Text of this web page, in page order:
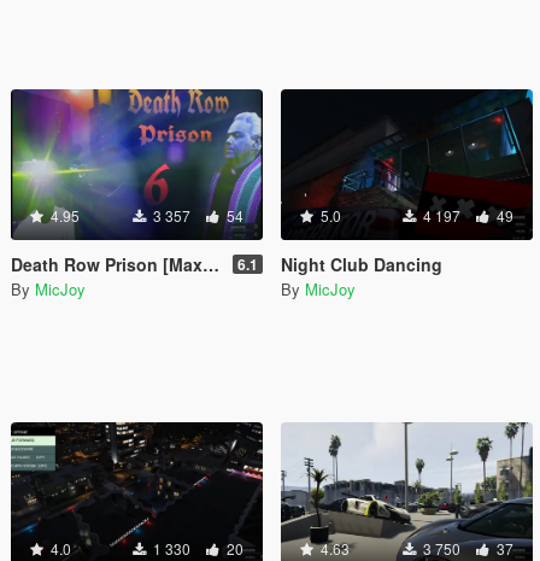
4.95 3 357 54
Death Row Prison [Maximum Security] 6.1
By MicJoy
5.0 4 197 49
Night Club Dancing
By MicJoy
4.0 1 330 20 4.63 3 750 37